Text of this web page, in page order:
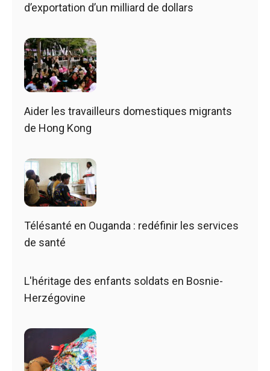
d’exportation d’un milliard de dollars
Aider les travailleurs domestiques migrants
de Hong Kong
Télésanté en Ouganda : redéfinir les services
de santé
L'héritage des enfants soldats en Bosnie-
Herzégovine